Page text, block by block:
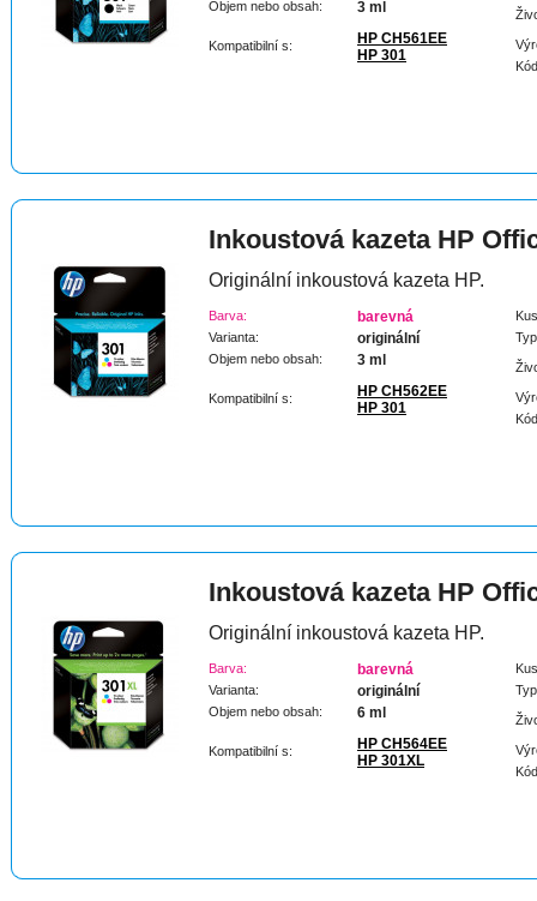
Objem nebo obsah: 3 ml
Kompatibilní s:
HP CH561EE
HP 301
Inkoustová kazeta HP
Originální inkoustová kazeta HP.
Barva: barevná
Varianta: originální
Objem nebo obsah: 3 ml
Kompatibilní s:
HP CH562EE
HP 301
Inkoustová kazeta HP
Originální inkoustová kazeta HP.
Barva: barevná
Varianta: originální
Objem nebo obsah: 6 ml
Kompatibilní s:
HP CH564EE
HP 301XL